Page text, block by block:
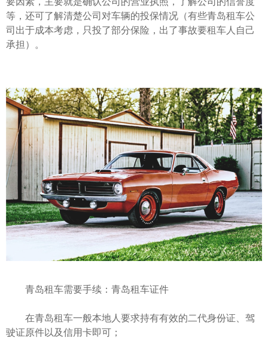
等，还可了解清楚公司对车辆的投保情况（有些青岛租车公
司出于成本考虑，只投了部分保险，出了事故要租车人自己
承担）。
青岛租车需要手续：青岛租车证件
在青岛租车一般本地人要求持有有效的二代身份证、驾
驶证原件以及信用卡即可；